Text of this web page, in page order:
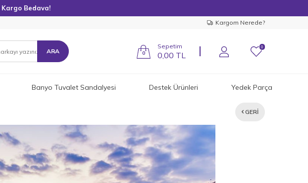
Kargo Bedava!
Kargom Nerede?
ARA 0
Sepetim
0,00 TL
0
Banyo Tuvalet Sandalyesi Destek Ürünleri Yedek Parça
GERI